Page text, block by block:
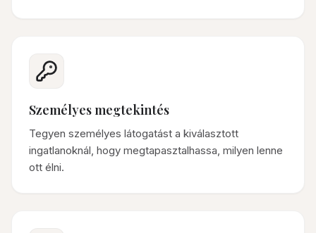
Személyes megtekintés
Tegyen személyes látogatást a kiválasztott
ingatlanoknál, hogy megtapasztalhassa, milyen lenne
ott élni.